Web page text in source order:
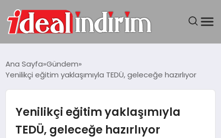
BILGISAYAR
DÜNYA
SEYAHAT
Ana Sayfa Gündem
Yenilikçi eğitim yaklaşımıyla TEDÜ, geleceğe hazırlıyor
Yenilikçi eğitim yaklaşımıyla
TEDÜ, geleceğe hazırlıyor